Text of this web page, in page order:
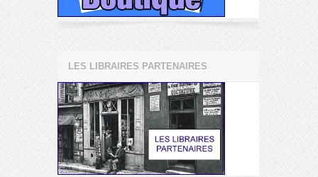
LES LIBRAIRES PARTENAIRES